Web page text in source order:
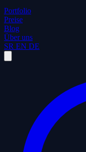
Portfolio
Preise
Blog
Über uns
SR EN DE